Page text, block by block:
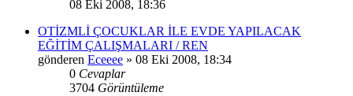
08 Eki 2008, 18:36
OTİZMLİ ÇOCUKLAR İLE EVDE YAPILACAK
EĞİTİM ÇALIŞMALARI / REN
gönderen Eceeee » 08 Eki 2008, 18:34
0 Cevaplar
3704 Görüntüleme